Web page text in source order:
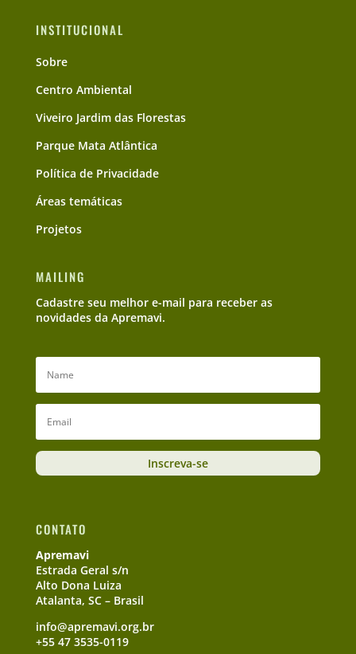
INSTITUCIONAL
Sobre
Centro Ambiental
Viveiro Jardim das Florestas
Parque Mata Atlântica
Política de Privacidade
Áreas temáticas
Projetos
MAILING
Cadastre seu melhor e-mail para receber as
novidades da Apremavi.
Inscreva-se
CONTATO
Apremavi
Estrada Geral s/n
Alto Dona Luiza
Atalanta, SC – Brasil
info@apremavi.org.br
+55 47 3535-0119